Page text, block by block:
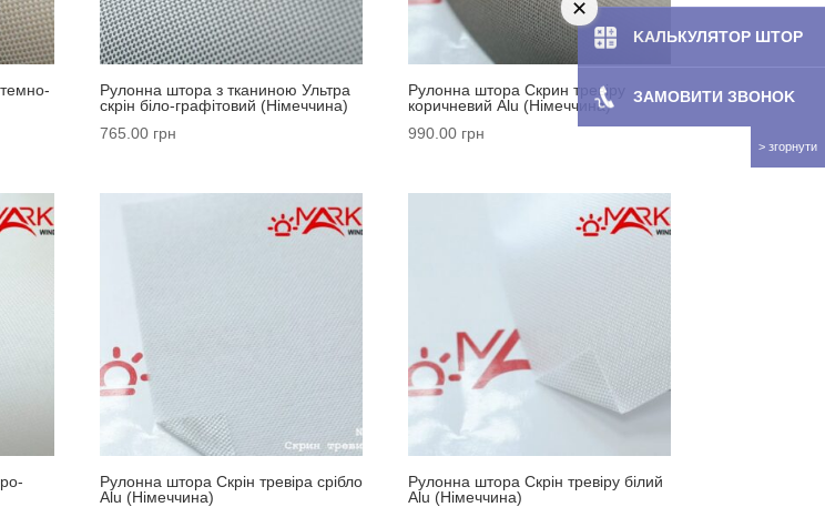
Рулонна штора з тканиною Ультра
скрін біло-графітовий (Німеччина)
765.00 грн
Рулонна штора Скрин тревіру
коричневий Alu (Німеччина)
990.00 грн
Рулонна штора Скрін тревіра срібло
Alu (Німеччина)
Рулонна штора Скрін тревіру білий
Alu (Німеччина)
KAЛЬКУЛЯТOP ШТОР
ЗАМОВИТИ ЗBOHOK